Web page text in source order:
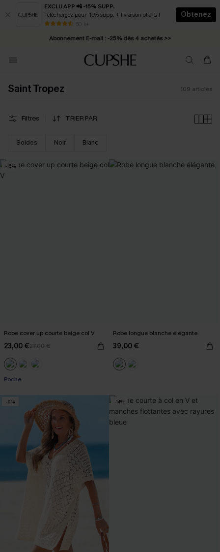
EXCLU APP 📲 -15% SUPP.
Téléchargez pour -15% supp. + livraison offerts !
50 k+
Obtenez
* Livraison éclair 2-3 jours ouvrés >>
Abonnement E-mail : -25% dès 4 achetés >>
Saint Tropez 109 articles
Filtres TRIER PAR
Soldes Noir Blanc
-15%
Robe cover up courte beige col V
23,00 €27,00 €
Poche
Robe longue blanche élégante
39,00 €
-9% -14%